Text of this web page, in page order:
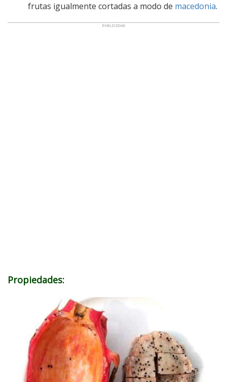
frutas igualmente cortadas a modo de macedonia.
Propiedades: